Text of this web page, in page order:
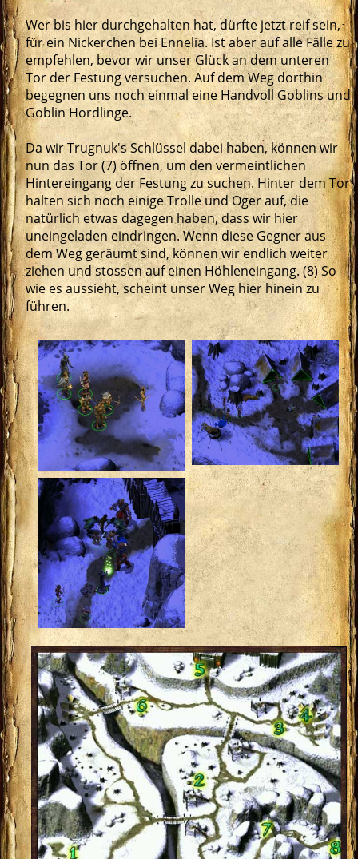
Wer bis hier durchgehalten hat, dürfte jetzt reif sein,
für ein Nickerchen bei Ennelia. Ist aber auf alle Fälle zu
empfehlen, bevor wir unser Glück an dem unteren
Tor der Festung versuchen. Auf dem Weg dorthin
begegnen uns noch einmal eine Handvoll Goblins und
Goblin Hordlinge.
Da wir Trugnuk's Schlüssel dabei haben, können wir
nun das Tor (7) öffnen, um den vermeintlichen
Hintereingang der Festung zu suchen. Hinter dem Tor
halten sich noch einige Trolle und Oger auf, die
natürlich etwas dagegen haben, dass wir hier
uneingeladen eindringen. Wenn diese Gegner aus
dem Weg geräumt sind, können wir endlich weiter
ziehen und stossen auf einen Höhleneingang. (8) So
wie es aussieht, scheint unser Weg hier hinein zu
führen.